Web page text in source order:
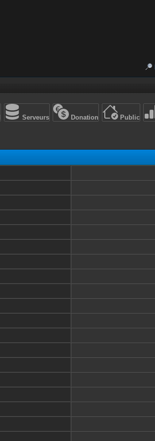
Serveurs Donation Public